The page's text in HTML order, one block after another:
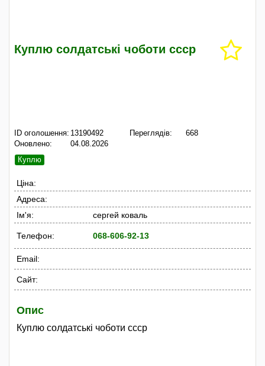
Куплю солдатські чоботи ссср
ID оголошення: 13190492
Оновлено:
04.08.2026
Переглядів: 668
Куплю
Ціна:
Адреса:
Ім'я:
сергей коваль
Телефон: 068-606-92-13
Email:
Сайт:
Опис
Куплю солдатські чоботи ссср